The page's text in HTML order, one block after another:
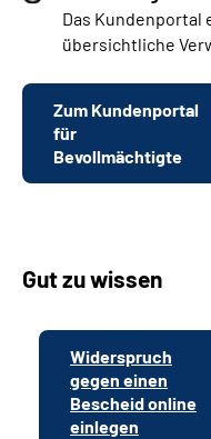
Das
übersichtliche
Zum Kundenportal
für
Bevollmächtigte
Gut zu wissen
Widerspruch
gegen einen
Bescheid online
einlegen